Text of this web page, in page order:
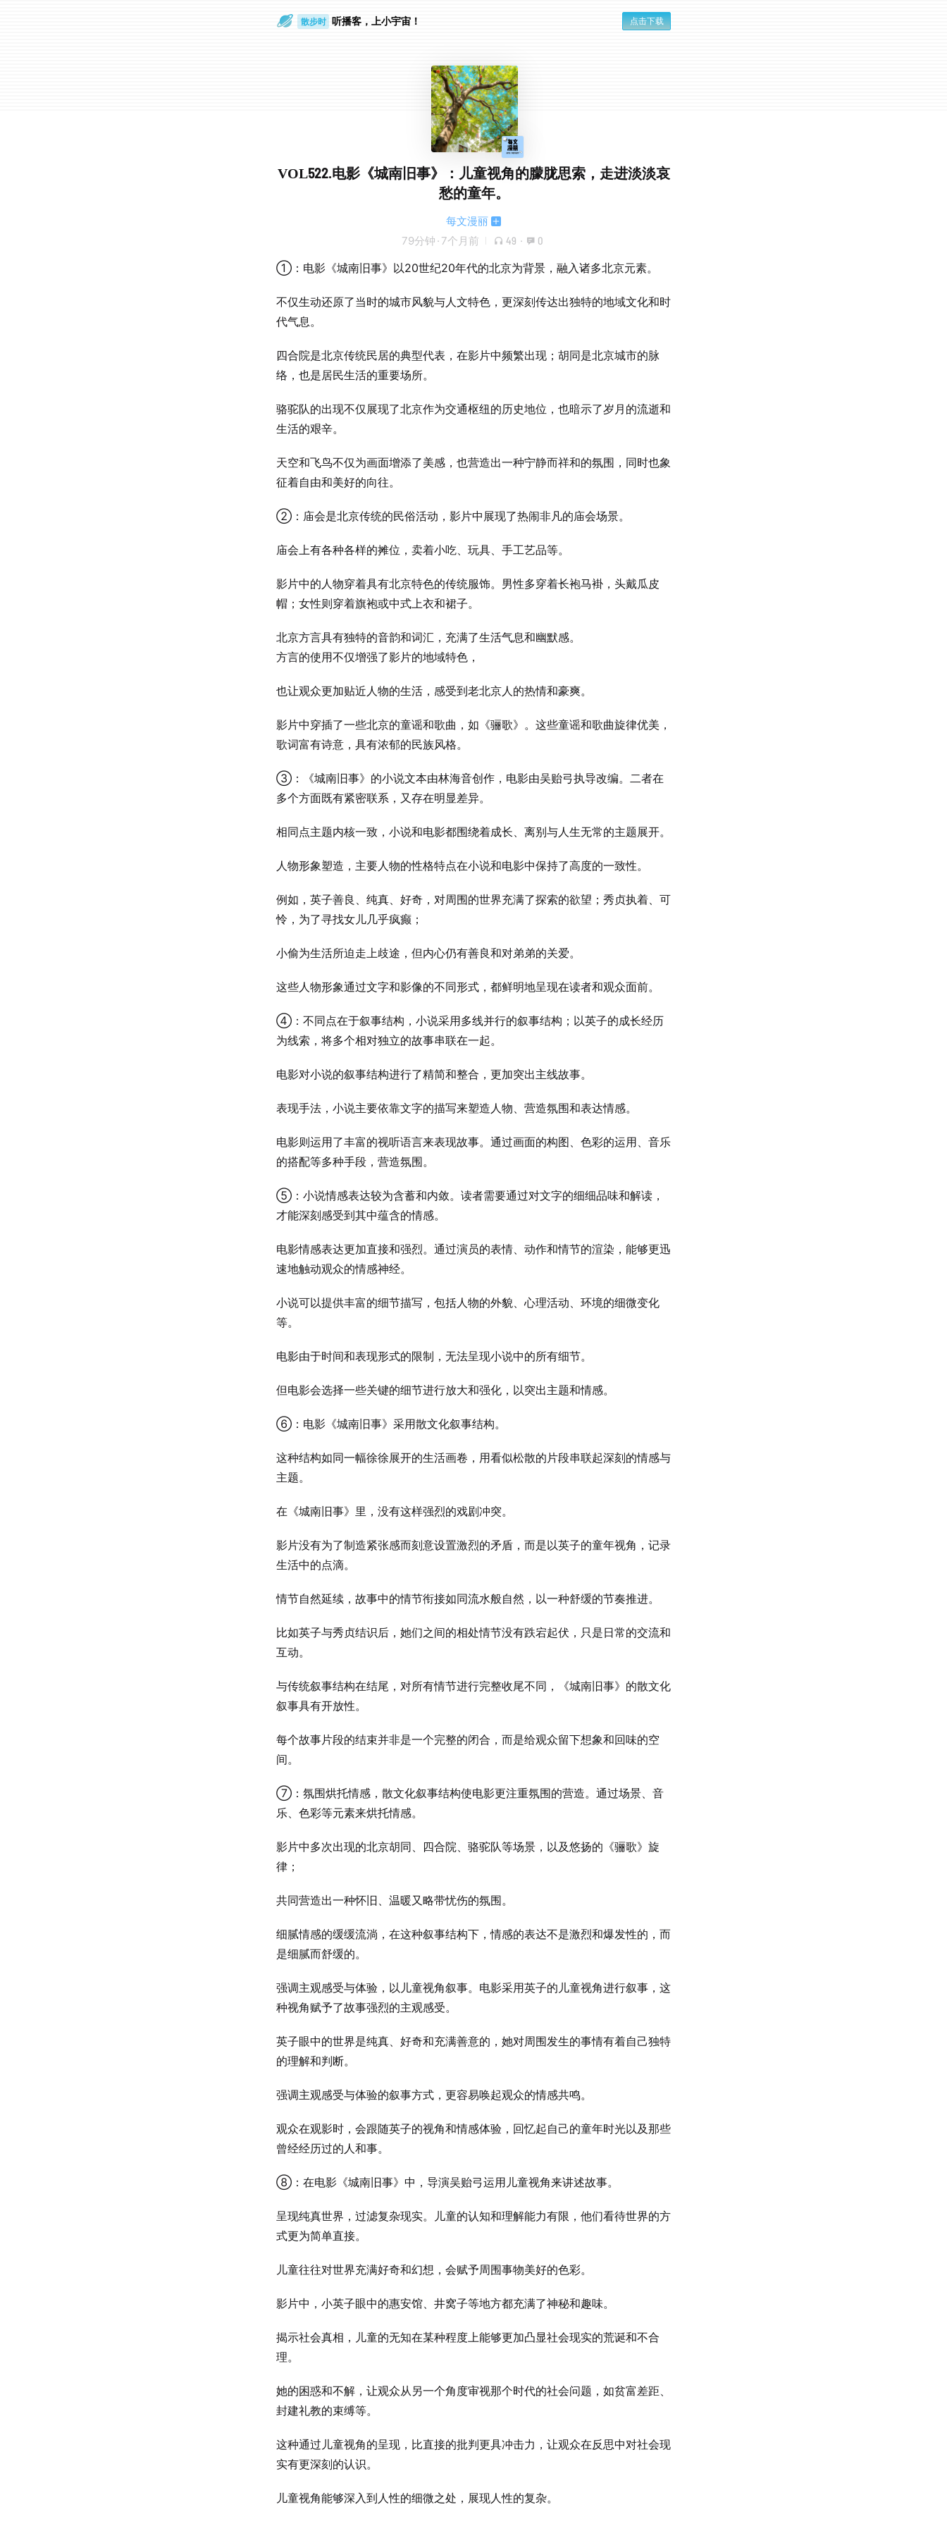
通勤路上 听播客，上小宇宙！ 点击下载
VOL522.电影《城南旧事》：儿童视角的朦胧思索，走进淡淡哀
愁的童年。
每文漫丽
79分钟 · 7个月前 49 · 0
①：电影《城南旧事》以20世纪20年代的北京为背景，融入诸多北京元素。
不仅生动还原了当时的城市风貌与人文特色，更深刻传达出独特的地域文化和时
代气息。
四合院是北京传统民居的典型代表，在影片中频繁出现；胡同是北京城市的脉
络，也是居民生活的重要场所。
骆驼队的出现不仅展现了北京作为交通枢纽的历史地位，也暗示了岁月的流逝和
生活的艰辛。
天空和飞鸟不仅为画面增添了美感，也营造出一种宁静而祥和的氛围，同时也象
征着自由和美好的向往。
②：庙会是北京传统的民俗活动，影片中展现了热闹非凡的庙会场景。
庙会上有各种各样的摊位，卖着小吃、玩具、手工艺品等。
影片中的人物穿着具有北京特色的传统服饰。男性多穿着长袍马褂，头戴瓜皮
帽；女性则穿着旗袍或中式上衣和裙子。
北京方言具有独特的音韵和词汇，充满了生活气息和幽默感。
方言的使用不仅增强了影片的地域特色，
也让观众更加贴近人物的生活，感受到老北京人的热情和豪爽。
影片中穿插了一些北京的童谣和歌曲，如《骊歌》。这些童谣和歌曲旋律优美，
歌词富有诗意，具有浓郁的民族风格。
③：《城南旧事》的小说文本由林海音创作，电影由吴贻弓执导改编。二者在
多个方面既有紧密联系，又存在明显差异。
相同点主题内核一致，小说和电影都围绕着成长、离别与人生无常的主题展开。
人物形象塑造，主要人物的性格特点在小说和电影中保持了高度的一致性。
例如，英子善良、纯真、好奇，对周围的世界充满了探索的欲望；秀贞执着、可
怜，为了寻找女儿几乎疯癫；
小偷为生活所迫走上歧途，但内心仍有善良和对弟弟的关爱。
这些人物形象通过文字和影像的不同形式，都鲜明地呈现在读者和观众面前。
④：不同点在于叙事结构，小说采用多线并行的叙事结构；以英子的成长经历
为线索，将多个相对独立的故事串联在一起。
电影对小说的叙事结构进行了精简和整合，更加突出主线故事。
表现手法，小说主要依靠文字的描写来塑造人物、营造氛围和表达情感。
电影则运用了丰富的视听语言来表现故事。通过画面的构图、色彩的运用、音乐
的搭配等多种手段，营造氛围。
⑤：小说情感表达较为含蓄和内敛。读者需要通过对文字的细细品味和解读，
才能深刻感受到其中蕴含的情感。
电影情感表达更加直接和强烈。通过演员的表情、动作和情节的渲染，能够更迅
速地触动观众的情感神经。
小说可以提供丰富的细节描写，包括人物的外貌、心理活动、环境的细微变化
等。
电影由于时间和表现形式的限制，无法呈现小说中的所有细节。
但电影会选择一些关键的细节进行放大和强化，以突出主题和情感。
⑥：电影《城南旧事》采用散文化叙事结构。
这种结构如同一幅徐徐展开的生活画卷，用看似松散的片段串联起深刻的情感与
主题。
在《城南旧事》里，没有这样强烈的戏剧冲突。
影片没有为了制造紧张感而刻意设置激烈的矛盾，而是以英子的童年视角，记录
生活中的点滴。
情节自然延续，故事中的情节衔接如同流水般自然，以一种舒缓的节奏推进。
比如英子与秀贞结识后，她们之间的相处情节没有跌宕起伏，只是日常的交流和
互动。
与传统叙事结构在结尾，对所有情节进行完整收尾不同，《城南旧事》的散文化
叙事具有开放性。
每个故事片段的结束并非是一个完整的闭合，而是给观众留下想象和回味的空
间。
⑦：氛围烘托情感，散文化叙事结构使电影更注重氛围的营造。通过场景、音
乐、色彩等元素来烘托情感。
影片中多次出现的北京胡同、四合院、骆驼队等场景，以及悠扬的《骊歌》旋
律；
共同营造出一种怀旧、温暖又略带忧伤的氛围。
细腻情感的缓缓流淌，在这种叙事结构下，情感的表达不是激烈和爆发性的，而
是细腻而舒缓的。
强调主观感受与体验，以儿童视角叙事。电影采用英子的儿童视角进行叙事，这
种视角赋予了故事强烈的主观感受。
英子眼中的世界是纯真、好奇和充满善意的，她对周围发生的事情有着自己独特
的理解和判断。
强调主观感受与体验的叙事方式，更容易唤起观众的情感共鸣。
观众在观影时，会跟随英子的视角和情感体验，回忆起自己的童年时光以及那些
曾经经历过的人和事。
⑧：在电影《城南旧事》中，导演吴贻弓运用儿童视角来讲述故事。
呈现纯真世界，过滤复杂现实。儿童的认知和理解能力有限，他们看待世界的方
式更为简单直接。
儿童往往对世界充满好奇和幻想，会赋予周围事物美好的色彩。
影片中，小英子眼中的惠安馆、井窝子等地方都充满了神秘和趣味。
揭示社会真相，儿童的无知在某种程度上能够更加凸显社会现实的荒诞和不合
理。
她的困惑和不解，让观众从另一个角度审视那个时代的社会问题，如贫富差距、
封建礼教的束缚等。
这种通过儿童视角的呈现，比直接的批判更具冲击力，让观众在反思中对社会现
实有更深刻的认识。
儿童视角能够深入到人性的细微之处，展现人性的复杂。